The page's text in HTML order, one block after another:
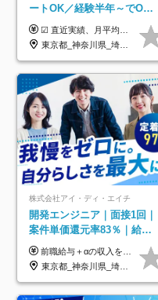
ートOK／経験半年～でOK
／実質還元率80～90%／前
給保証／AI系など最先端案
件多数
☑︎ 直近実績、月平均17,000円の昇給 ☑︎ 前職給与100%保証 ☑︎ 実質還元率80～90% ☑︎ 待機時も給与は満額支給 月給35万円～70万円＋交通費など各種手当 ※想定年収：4,200,000円～10,560,000円 ※経験・能力等を考慮の上で決定します。 ※上記金額には、みなし残業手当（50時間分・104,000円～212,000円）を含みます。超過分は別途追加支給します。 ┗残業時間は月平均10時間、多い時でも20時間程度と安定しております ★単価連動型の給与体系ではないため、万が一待機になってもその間の給与は満額支給しています。 ＜1年間の昇給事例をご紹介！＞ ・20代/フロントエンドエンジニア：月給274,000円→月給362,000円（＋88,000円/月） ・20代/iOSエンジニア：月給237,000円→月給287,000円（＋50,000円/月） ・20代/Androidエンジニア：月給316,000円→月給374,000円（＋58,000円/月） ・30代/Javaエンジニア（上流）：月給340,000円→月給418,000円（＋78,000円/月） ・30代/PMO：月給340,000円→月給418,000円（＋78,000円/月）
東京都_神奈川県_埼玉県_千葉県_大阪府_愛知県_北海道_青森県_岩手県_宮城県_秋田県_山形県_福島県_茨城県_栃木県_群馬県_新潟県_山梨県_長野県_富山県_石川県_福井県_静岡県_岐阜県_三重県_兵庫県_京都府_滋賀県_奈良県_和歌山県_広島県_岡山県_鳥取県_島根県_山口県_徳島県_香川県_愛媛県_高知県_福岡県_熊本県_佐賀県_長崎県_大分県_宮崎県_鹿児島県_沖縄県
株式会社アイ・ディ・エイチ
開発エンジニア｜面接1回｜
案件単価還元率83％｜給与
UP保証｜年休140日｜在宅
利用率9割｜独立支援・副業
制度
前職給与＋αの収入を保証 月給42万円～120万円＋各種手当＋賞与 給与基準が明確かつ高還元です。 一人ひとりが安定した環境のもと、長く活躍できる職場を目指しています。 ※平均年収650万円 ・還元率83％ ・各種手当について 職能手当／職務手当／資格手当／営業手当 など ※前職での経験・能力、給与などを考慮の上、当社規定により優遇いたします ※試用期間あり（3ヶ月／期間中の条件に変動はありません） ※上記金額には固定残業代（78,948円～225,564円/月30時間分）を含みます 超過分は別途全額支給いたします ・年収UPを保証 過去には転職時に〈年収200万円UP〉したエンジニアも在籍しています。入社時だけでなく、入社後も安心の給与水準で働ける環境です。キャリアや技術力が正当に評価されていないと感じていたら、一度面接でお話ししましょう！ 当社では管理職の人数は最低限にし、無駄な管理をしません。その費用削減分を社員の給与に還元しています！
東京都_神奈川県_埼玉県_千葉県_大阪府_愛知県_北海道_青森県_岩手県_宮城県_秋田県_山形県_福島県_茨城県_栃木県_群馬県_新潟県_山梨県_長野県_富山県_石川県_福井県_静岡県_岐阜県_三重県_兵庫県_京都府_滋賀県_奈良県_和歌山県_広島県_岡山県_鳥取県_島根県_山口県_徳島県_香川県_愛媛県_高知県_福岡県_熊本県_佐賀県_長崎県_大分県_宮崎県_鹿児島県_沖縄県